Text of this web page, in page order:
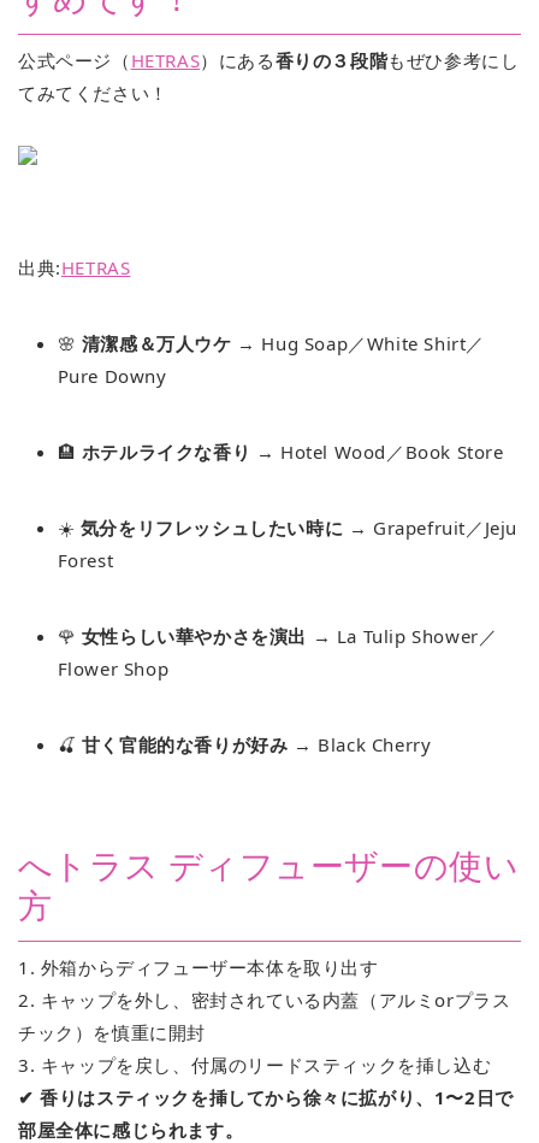
公式ページ（ HETRAS）にある香りの３段階もぜひ参考にし
てみてください！
出典:HETRAS
🌸 清潔感＆万人ウケ → Hug Soap／White Shirt／
Pure Downy
🏨 ホテルライクな香り → Hotel Wood／Book Store
☀️ 気分をリフレッシュしたい時に → Grapefruit／Jeju
Forest
🌹 女性らしい華やかさを演出 → La Tulip Shower／
Flower Shop
🍒 甘く官能的な香りが好み → Black Cherry
へトラス ディフューザーの使い
方
1. 外箱からディフューザー本体を取り出す
2. キャップを外し、密封されている内蓋（アルミorプラス
チック）を慎重に開封
3. キャップを戻し、付属のリードスティックを挿し込む
✔ 香りはスティックを挿してから徐々に拡がり、1〜2日で
部屋全体に感じられます。